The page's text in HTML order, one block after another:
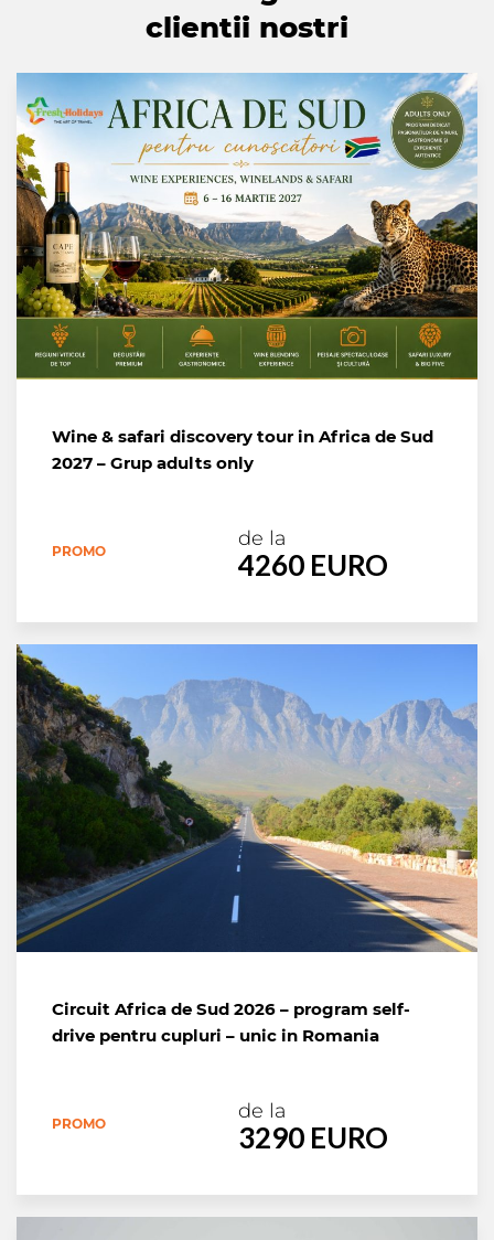
clientii nostri
Wine & safari discovery tour in Africa de Sud
2027 – Grup adults only
PROMO
de la
4260 EURO
Circuit Africa de Sud 2026 – program self-
drive pentru cupluri – unic in Romania
PROMO
de la
3290 EURO